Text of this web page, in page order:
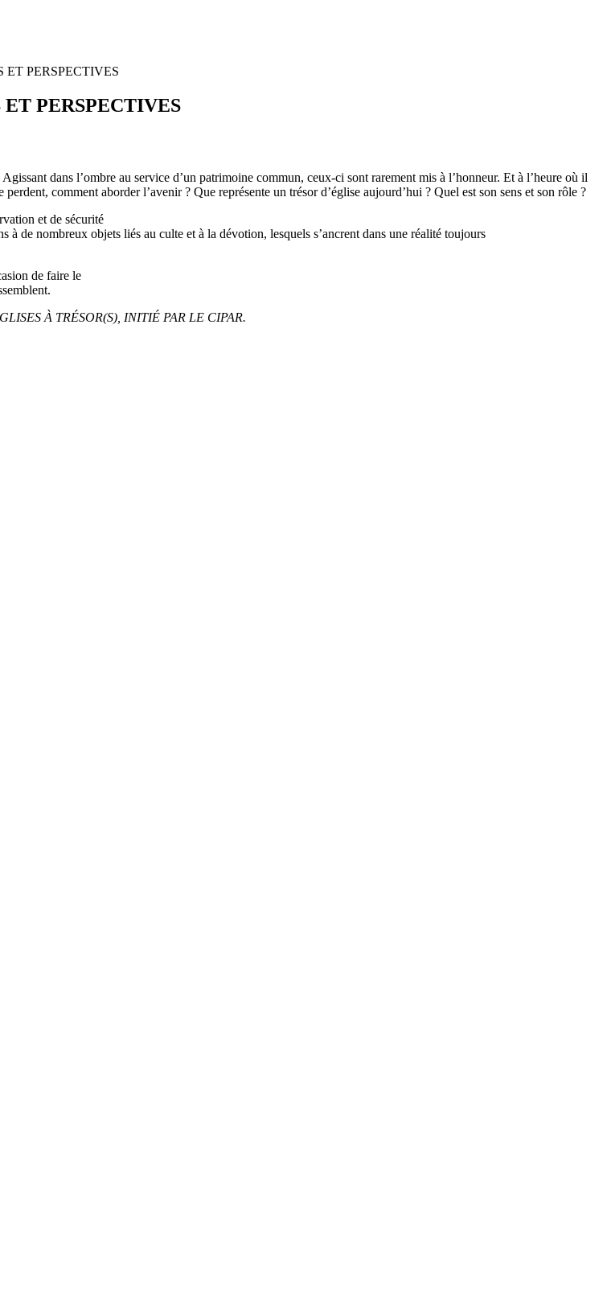
PERSPECTIVES
PERSPECTIVES
dans l’ombre au service d’un patrimoine commun, ceux-ci sont rarement mis à l’honneur. Et à l’heure où il
comment aborder l’avenir ? Que représente un trésor d’église aujourd’hui ? Quel est son sens et son rôle ?
et de sécurité
de nombreux objets liés au culte et à la dévotion, lesquels s’ancrent dans une réalité toujours
de faire le
À TRÉSOR(S), INITIÉ PAR LE CIPAR.